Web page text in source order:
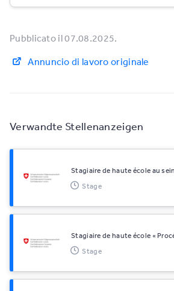
Verwandte Stellenanzeigen
Stagiaire de haute école au
Stage
Stagiaire de haute école «
Stage
Pubblicato il 07.08.2025.
Annuncio di lavoro originale